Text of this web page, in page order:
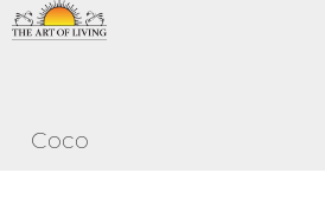
Coco